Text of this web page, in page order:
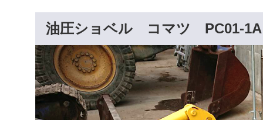
油圧ショベル コマツ PC01-